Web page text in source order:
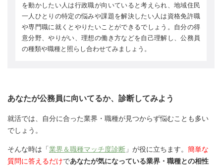
を動かしたい人は行政職が向いていると考えられ、地域住民
一人ひとりの特定の悩みや課題を解決したい人は資格免許職
や専門職に就くとやりたいことができるでしょう。自分の得
意分野、やりがい、理想の働き方などを自己理解し、公務員
の種類や職種と照らし合わせてみましょう。
あなたが公務員に向いてるか、診断してみよう
就活では、自分に合った業界・職種が見つからず悩むことも多い
でしょう。
そんな時は「業界＆職種マッチ度診断 」が役に立ちます。 簡単な
質問に答えるだけであなたが気になっている業界・職種との相性